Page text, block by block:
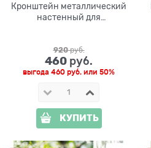
Кронштейн металлический
настенный для
920 руб.
460 руб.
выгода 460 руб. или 50%
КУПИТЬ